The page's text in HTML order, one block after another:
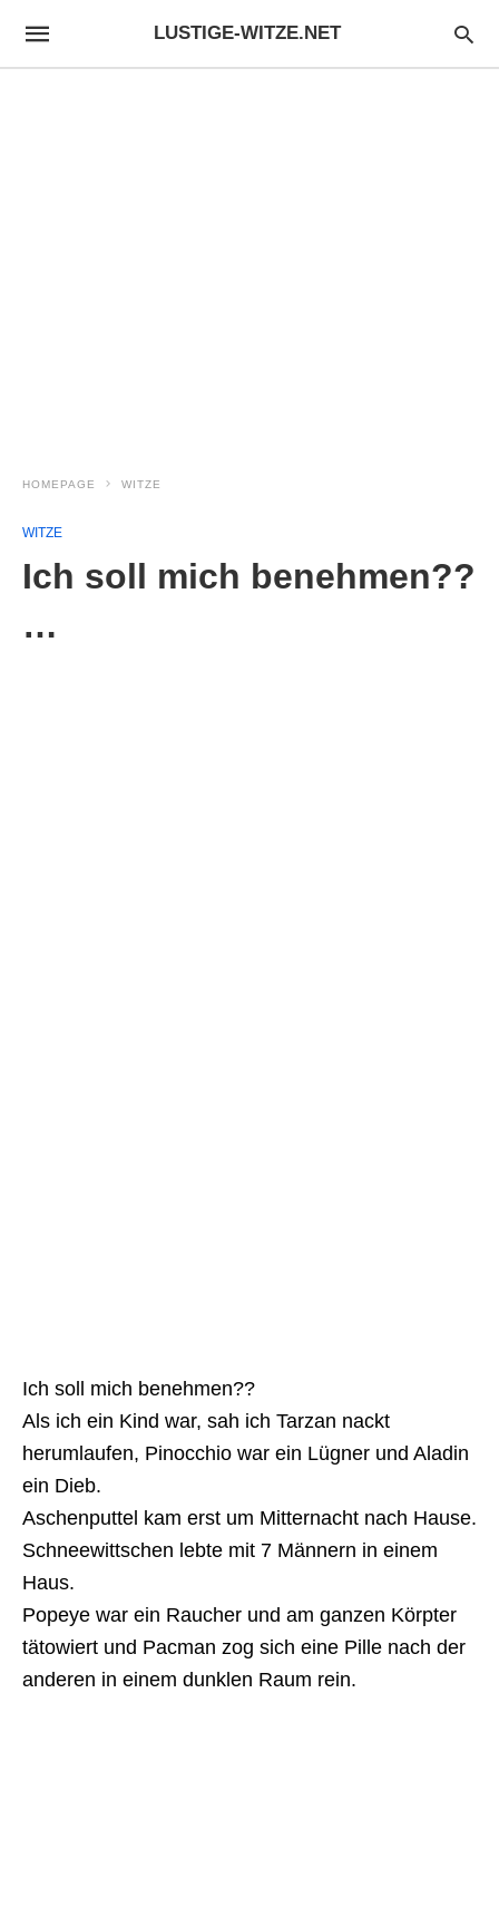
LUSTIGE-WITZE.NET
HOMEPAGE WITZE
WITZE
Ich soll mich benehmen??
…
Ich soll mich benehmen??
Als ich ein Kind war, sah ich Tarzan nackt
herumlaufen, Pinocchio war ein Lügner und Aladin
ein Dieb.
Aschenputtel kam erst um Mitternacht nach Hause.
Schneewittschen lebte mit 7 Männern in einem
Haus.
Popeye war ein Raucher und am ganzen Körpter
tätowiert und Pacman zog sich eine Pille nach der
anderen in einem dunklen Raum rein.